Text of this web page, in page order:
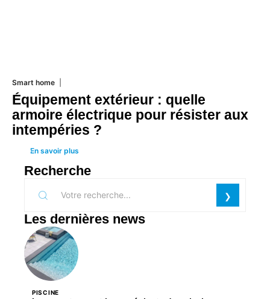
Smart home
Équipement extérieur : quelle
armoire électrique pour résister aux
intempéries ?
En savoir plus
Recherche
Les dernières news
PISCINE